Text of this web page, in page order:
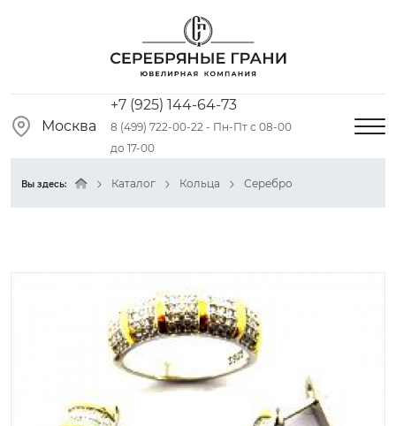
Москва
+7 (925) 144-64-73
8 (499) 722-00-22 - Пн-Пт с 08-00
до 17-00
Вы здесь: Каталог Кольца Серебро